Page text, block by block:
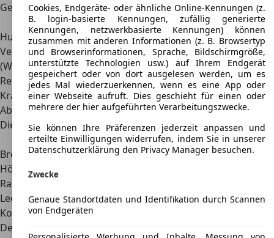
Getriebe
Siebengang-
Doppelkupplungsgetriebe (DSG)
Hubraum
7.993 cm³
Verbrauch pro 100 km
(WLTP)
-
Reichweite (WLTP)
-
Kraftübertragung
Allradantrieb
Abmessungen, Gewichte
Die Abmessungen des Bugatti Bolide in der Übersicht :
Länge
4,76 m
Breite
2,00 m
Höhe
Radstand
Leergewicht
1.240 kg
Kofferraumvolumen
Der Markenbruder
Cookies, Endgeräte- oder ähnliche Online-Kennungen (z.
B. login-basierte Kennungen, zufällig generierte
Kennungen, netzwerkbasierte Kennungen) können
zusammen mit anderen Informationen (z. B. Browsertyp
und Browserinformationen, Sprache, Bildschirmgröße,
unterstützte Technologien usw.) auf Ihrem Endgerät
gespeichert oder von dort ausgelesen werden, um es
jedes Mal wiederzuerkennen, wenn es eine App oder
einer Webseite aufruft. Dies geschieht für einen oder
mehrere der hier aufgeführten Verarbeitungszwecke.
Sie können Ihre Präferenzen jederzeit anpassen und
erteilte Einwilligungen widerrufen, indem Sie in unserer
Datenschutzerklärung den Privacy Manager besuchen.
Zwecke
Genaue Standortdaten und Identifikation durch Scannen
von Endgeräten